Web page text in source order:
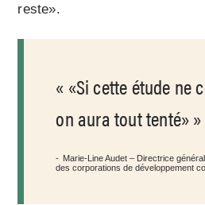
reste».
«Si cette étude ne
on aura tout tenté»
Marie-Line Audet – Directrice
des corporations de développement